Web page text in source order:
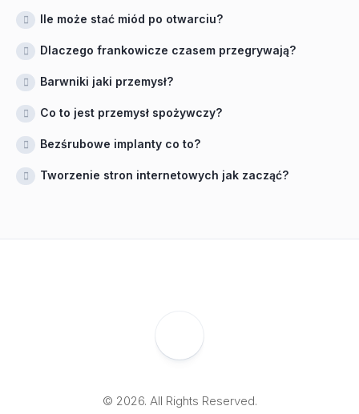
Ile może stać miód po otwarciu?
Dlaczego frankowicze czasem przegrywają?
Barwniki jaki przemysł?
Co to jest przemysł spożywczy?
Bezśrubowe implanty co to?
Tworzenie stron internetowych jak zacząć?
© 2026. All Rights Reserved.